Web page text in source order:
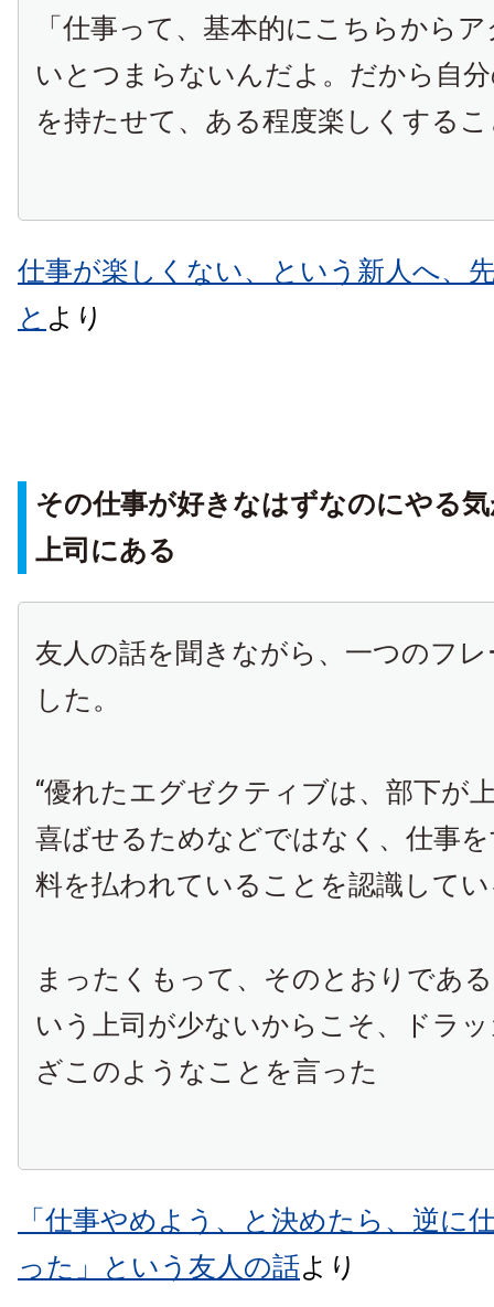
「仕事って、基本的にこちらから
いとつまらないんだよ。だから自
を持たせて、ある程度楽しくする
仕事が楽しくない、という新人へ、
と より
その仕事が好きなはずなのにやる
上司にある
友人の話を聞きながら、一つのフ
した。
“優れたエグゼクティブは、部下が
喜ばせるためなどではなく、仕事
料を払われていることを認識してい
まったくもって、そのとおりであ
いう上司が少ないからこそ、ドラ
ざこのようなことを言った
「仕事やめよう、と決めたら、逆に
った」という友人の話より